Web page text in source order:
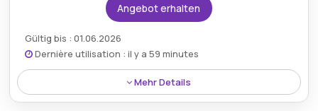
Angebot erhalten
Gültig bis : 01.06.2026
Dernière utilisation : il y a 59 minutes
Mehr Details
Bis zu 90% Rabatt sind mit einem Wetell-Rabatt